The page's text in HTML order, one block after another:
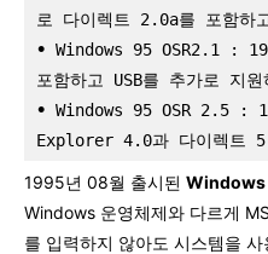
로 다이렉트 2.0a를 포함하
• Windows 95 OSR2.1 :
포함하고 USB를 추가로 지원
• Windows 95 OSR 2.5 :
Explorer 4.0과 다이렉트
1995년 08월 출시된 Windows
Windows 운영체제와 다르게
를 입력하지 않아도 시스템을